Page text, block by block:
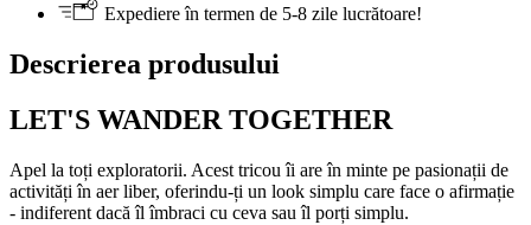
Expediere în termen de 5-8 zile lucrătoare!
Descrierea produsului
LET'S WANDER TOGETHER
Apel la toți exploratorii. Acest tricou îi are în minte pe pasionații de
activități în aer liber, oferindu-ți un look simplu care face o afirmație
- indiferent dacă îl îmbraci cu ceva sau îl porți simplu.